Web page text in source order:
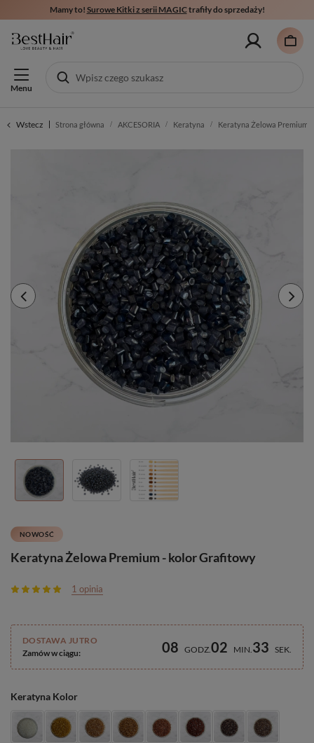
Mamy to! Surowe Kitki z serii MAGICtrafiły do sprzedaży!
Menu
Wstecz Strona główna AKCESORIA Keratyna Keratyna Żelowa Premium
Keratyna Żelowa Premium - kolor Grafitowy
1 opinia
NOWOŚĆ
Keratyna Kolor
DOSTAWA JUTRO
Zamów w ciągu:
08 GODZ02 MIN32 SEK